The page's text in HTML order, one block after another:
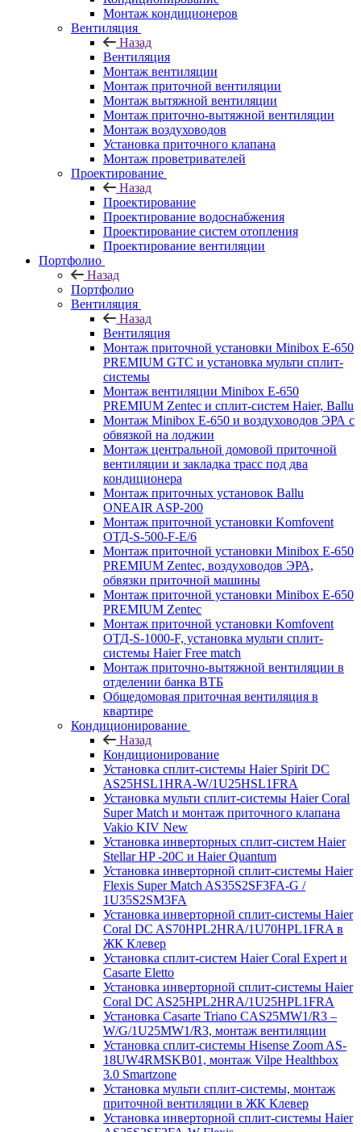
Монтаж кондиционеров
Вентиляция
Назад
Вентиляция
Монтаж вентиляции
Монтаж приточной вентиляции
Монтаж вытяжной вентиляции
Монтаж приточно-вытяжной вентиляции
Монтаж воздуховодов
Установка приточного клапана
Монтаж проветривателей
Проектирование
Назад
Проектирование
Проектирование водоснабжения
Проектирование систем отопления
Проектирование вентиляции
Портфолио
Назад
Портфолио
Вентиляция
Назад
Вентиляция
Монтаж приточной установки Minibox E-650
PREMIUM GTC и установка мульти сплит-
системы
Монтаж вентиляции Minibox E-650
PREMIUM Zentec и сплит-систем Haier, Ballu
Монтаж Minibox E-650 и воздуховодов ЭРА с
обвязкой на лоджии
Монтаж центральной домовой приточной
вентиляции и закладка трасс под два
кондиционера
Монтаж приточных установок Ballu
ONEAIR ASP-200
Монтаж приточной установки Komfovent
ОТД-S-500-F-E/6
Монтаж приточной установки Minibox E-650
PREMIUM Zentec, воздуховодов ЭРА,
обвязки приточной машины
Монтаж приточной установки Minibox E-650
PREMIUM Zentec
Монтаж приточной установки Komfovent
ОТД-S-1000-F, установка мульти сплит-
системы Haier Free match
Монтаж приточно-вытяжной вентиляции в
отделении банка ВТБ
Общедомовая приточная вентиляция в
квартире
Кондиционирование
Назад
Кондиционирование
Установка сплит-системы Haier Spirit DC
AS25HSL1HRA-W/1U25HSL1FRA
Установка мульти сплит-системы Haier Coral
Super Match и монтаж приточного клапана
Vakio KIV New
Установка инверторных сплит-систем Haier
Stellar HP -20С и Haier Quantum
Установка инверторной сплит-системы Haier
Flexis Super Match AS35S2SF3FA-G /
1U35S2SM3FA
Установка инверторной сплит-системы Haier
Coral DC AS70HPL2HRA/1U70HPL1FRA в
ЖК Клевер
Установка сплит-систем Haier Coral Expert и
Casarte Eletto
Установка инверторной сплит-системы Haier
Coral DC AS25HPL2HRA/1U25HPL1FRA
Установка Casarte Triano CAS25MW1/R3 –
W/G/1U25MW1/R3, монтаж вентиляции
Установка сплит-системы Hisense Zoom AS-
18UW4RMSKB01, монтаж Vilpe Healthbox
3.0 Smartzone
Установка мульти сплит-системы, монтаж
приточной вентиляции в ЖК Клевер
Установка инверторной сплит-системы Haier